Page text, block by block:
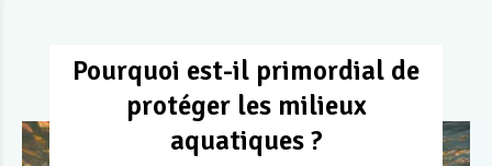
Pourquoi est-il primordial de
protéger les milieux
aquatiques ?